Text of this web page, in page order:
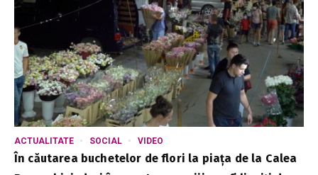
ACTUALITATE SOCIAL VIDEO
În căutarea buchetelor de flori la piața de la Calea